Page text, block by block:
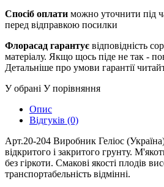
Спосіб оплати можно уточнити під
перед відправкою посилки
Флорасад гарантує відповідність
матеріалу. Якщо щось піде не так -
Детальніше про умови гарантії
У обрані У порівняння
Опис
Відгуків (0)
Арт.20-204 Виробник Геліос
відкритого і закритого грунту.
без гіркоти. Смакові якості плодів
транспортабельність відмінні.